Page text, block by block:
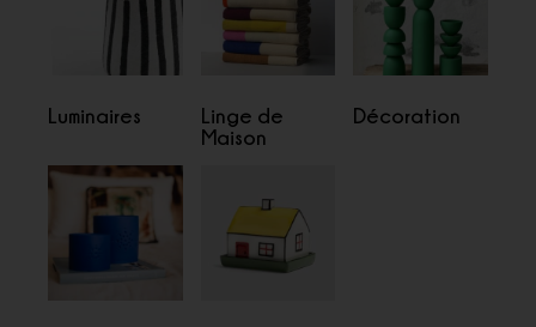
Luminaires
Linge de
Maison
Décoration